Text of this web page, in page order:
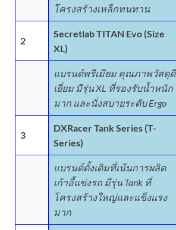
โครงสร้างเหล็กทนทาน
2
Secretlab TITAN Evo (Size
XL)
แบรนด์พรีเมียม คุณภาพวัสดุดี
เยี่ยม มีรุ่น XL ที่รองรับน้ำหนัก
มาก และนั่งสบายระดับ Ergo
3
DXRacer Tank Series (T-
Series)
แบรนด์ดั้งเดิมที่เน้นการผลิต
เก้าอี้แข่งรถ มีรุ่น Tank ที่
โครงสร้างใหญ่และแข็งแรง
มาก